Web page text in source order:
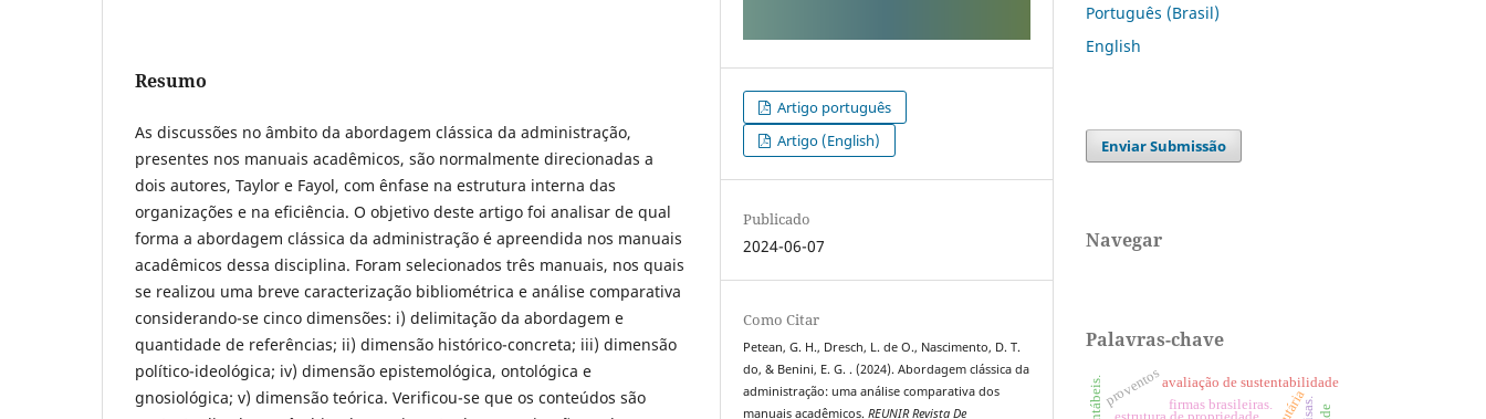
Resumo
As discussões no âmbito da abordagem clássica da administração,
presentes nos manuais acadêmicos, são normalmente direcionadas a
dois autores, Taylor e Fayol, com ênfase na estrutura interna das
organizações e na eficiência. O objetivo deste artigo foi analisar de qual
forma a abordagem clássica da administração é apreendida nos manuais
acadêmicos dessa disciplina. Foram selecionados três manuais, nos quais
se realizou uma breve caracterização bibliométrica e análise comparativa
considerando-se cinco dimensões: i) delimitação da abordagem e
quantidade de referências; ii) dimensão histórico-concreta; iii) dimensão
político-ideológica; iv) dimensão epistemológica, ontológica e
gnosiológica; v) dimensão teórica. Verificou-se que os conteúdos são
Artigo português
Artigo (English)
Publicado
2024-06-07
Como Citar
Petean, G. H., Dresch, L. de O., Nascimento, D. T.
do, & Benini, E. G. . (2024). Abordagem clássica da
administração: uma análise comparativa dos
manuais acadêmicos.REUNIR Revista De
Português (Brasil)
English
Enviar Submissão
Navegar
Palavras-chave
firmas brasileiras.
avaliação de sustentabilidade
proventos